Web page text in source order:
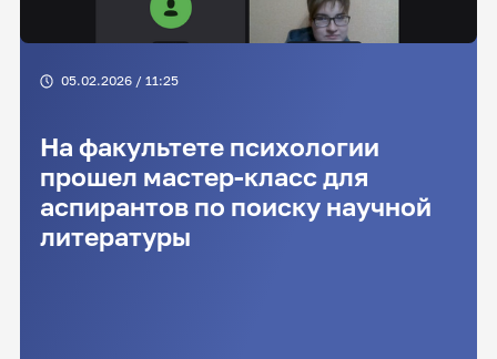
05.02.2026 / 11:25
На факультете психологии
прошел мастер-класс для
аспирантов по поиску научной
литературы